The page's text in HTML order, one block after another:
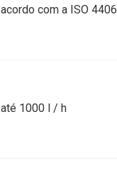
acordo com a ISO 4406
até 1000 l / h